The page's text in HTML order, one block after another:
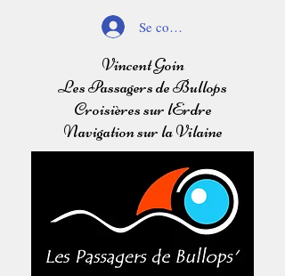
Se connecter
Vincent Goin
Les Passagers de Bullops
Croisières sur lErdre
Navigation sur la Vilaine